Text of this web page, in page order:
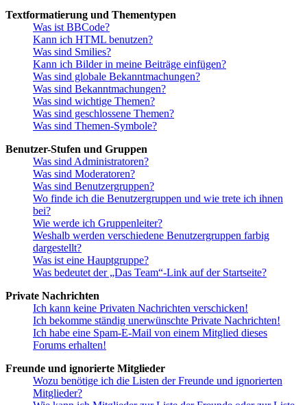
Textformatierung und Thementypen
Was ist BBCode?
Kann ich HTML benutzen?
Was sind Smilies?
Kann ich Bilder in meine Beiträge einfügen?
Was sind globale Bekanntmachungen?
Was sind Bekanntmachungen?
Was sind wichtige Themen?
Was sind geschlossene Themen?
Was sind Themen-Symbole?
Benutzer-Stufen und Gruppen
Was sind Administratoren?
Was sind Moderatoren?
Was sind Benutzergruppen?
Wo finde ich die Benutzergruppen und wie trete ich ihnen
bei?
Wie werde ich Gruppenleiter?
Weshalb werden verschiedene Benutzergruppen farbig
dargestellt?
Was ist eine Hauptgruppe?
Was bedeutet der „Das Team“-Link auf der Startseite?
Private Nachrichten
Ich kann keine Privaten Nachrichten verschicken!
Ich bekomme ständig unerwünschte Private Nachrichten!
Ich habe eine Spam-E-Mail von einem Mitglied dieses
Forums erhalten!
Freunde und ignorierte Mitglieder
Wozu benötige ich die Listen der Freunde und ignorierten
Mitglieder?